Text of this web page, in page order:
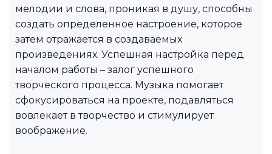
мелодии и слова, проникая в душу, способны
создать определенное настроение, которое
затем отражается в создаваемых
произведениях. Успешная настройка перед
началом работы – залог успешного
творческого процесса. Музыка помогает
сфокусироваться на проекте, подавляться
вовлекает в творчество и стимулирует
воображение.